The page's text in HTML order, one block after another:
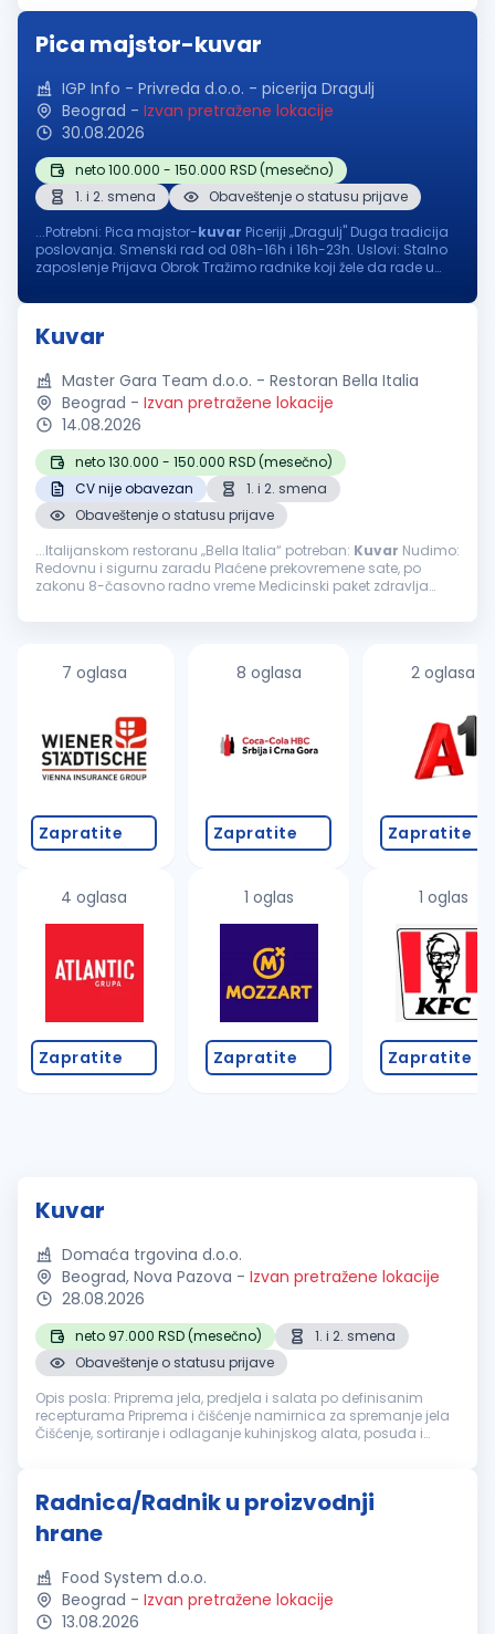
iskustvo poželjno Mogućnost...
Pica majstor-kuvar
IGP Info - Privreda d.o.o. - picerija Dragulj
Beograd - Izvan pretražene lokacije
30.08.2026
neto 100.000 - 150.000 RSD (mesečno)
1. i 2. smena
Obaveštenje o statusu prijave
...Potrebni: Pica majstor-kuvar Piceriji „Dragulj" Duga tradicija
poslovanja. Smenski rad od 08h-16h i 16h-23h. Uslovi: Stalno
zaposlenje Prijava Obrok Tražimo radnike koji žele da rade u
Kuvar
Master Gara Team d.o.o. - Restoran Bella Italia
Beograd - Izvan pretražene lokacije
14.08.2026
neto 130.000 - 150.000 RSD (mesečno)
CV nije obavezan
1. i 2. smena
Obaveštenje o statusu prijave
...Italijanskom restoranu „Bella Italia“ potreban: Kuvar Nudimo:
Redovnu i sigurnu zaradu Plaćene prekovremene sate, po
zakonu 8-časovno radno vreme Medicinski paket zdravlja
Stabilan...
7 oglasa
Zapratite
4 oglasa
Zapratite
8 oglasa
Zapratite
1 oglas
Zapratite
2 oglasa
Zapratite
1 oglas
Zapratite
Kuvar
Domaća trgovina d.o.o.
Beograd, Nova Pazova - Izvan pretražene lokacije
28.08.2026
neto 97.000 RSD (mesečno)
1. i 2. smena
Obaveštenje o statusu prijave
Opis posla: Priprema jela, predjela i salata po definisanim
recepturama Priprema i čišćenje namirnica za spremanje jela
Čišćenje, sortiranje i odlaganje kuhinjskog alata, posuđa i
Radnica/Radnik u proizvodnji
hrane
Food System d.o.o.
Beograd - Izvan pretražene lokacije
13.08.2026